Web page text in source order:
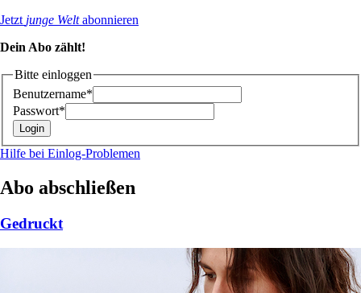
Jetzt junge Weltabonnieren
Dein Abo zählt!
Bitte einloggen
Benutzername*
Passwort*
Hilfe bei Einlog-Problemen
Abo abschließen
Gedruckt